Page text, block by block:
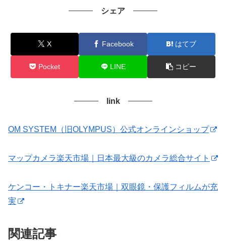
シェア
X Facebook はてブ
Pocket LINE コピー
link
OM SYSTEM（旧OLYMPUS）公式オンラインショップ
マップカメラ楽天市場｜日本最大級のカメラ総合サイト
ケンコー・トキナー楽天市場｜双眼鏡・保護フィルムが充
実
関連記事